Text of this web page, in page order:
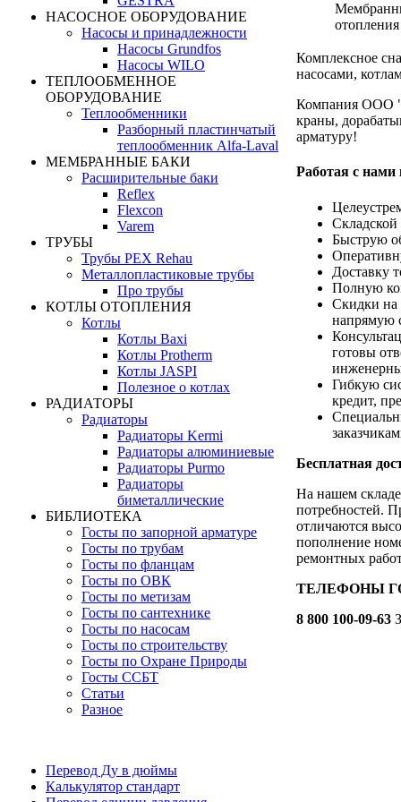
НАСОСНОЕ ОБОРУДОВАНИЕ
Насосы и принадлежности
Насосы Grundfos
Насосы WILO
ТЕПЛООБМЕННОЕ
ОБОРУДОВАНИЕ
Теплообменники
Разборный пластинчатый
теплообменник Alfa-Laval
МЕМБРАННЫЕ БАКИ
Расширительные баки
Reflex
Flexcon
Varem
ТРУБЫ
Трубы PEX Rehau
Металлопластиковые трубы
Про трубы
КОТЛЫ ОТОПЛЕНИЯ
Котлы
Котлы Baxi
Котлы Protherm
Котлы JASPI
Полезное о котлах
РАДИАТОРЫ
Радиаторы
Радиаторы Kermi
Радиаторы алюминиевые
Радиаторы Purmo
Радиаторы
биметаллические
БИБЛИОТЕКА
Госты по запорной арматуре
Госты по трубам
Госты по фланцам
Госты по ОВК
Госты по метизам
Госты по сантехнике
Госты по насосам
Госты по строительству
Госты по Охране Природы
Госты ССБТ
Статьи
Разное
Перевод Ду в дюймы
Калькулятор стандарт
Комплексное
насосами,
Компания ООО
краны,
арматуру!
Работая с нами
Быструю
Доставку
Полную
Скидки на
напрямую
готовы
Гибкую
кредит,
Бесплатная
На нашем складе
потребностей.
отличаются
пополнение
ремонтных
ТЕЛЕФОНЫ
8 800 100-09-63